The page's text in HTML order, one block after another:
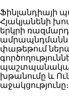
Ֆինլանդիայի
Հյակյանենի
երկրի
ամրապնդմանն
փաթեթում
պաշտպանական
խթանումը և
աջակցությունը։